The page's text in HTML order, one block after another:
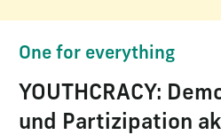
One for everything
YOUTHCRACY:
und Partizipation